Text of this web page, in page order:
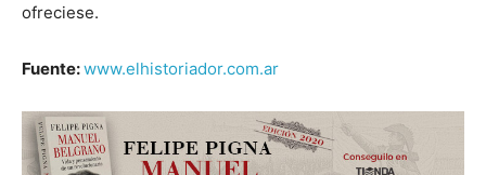
ofreciese.
Fuente:www.elhistoriador.com.ar